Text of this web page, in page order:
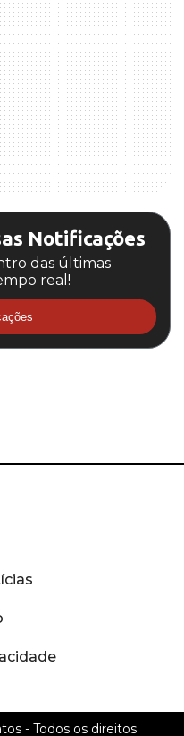
Notificações
das últimas
real!
- Todos os direitos